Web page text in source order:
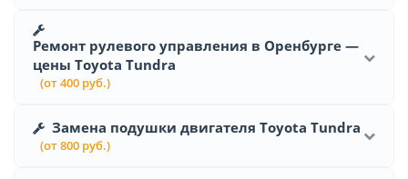
Ремонт рулевого управления в Оренбурге —
цены Toyota Tundra
(от 400 руб.)
Замена подушки двигателя Toyota Tundra
(от 800 руб.)